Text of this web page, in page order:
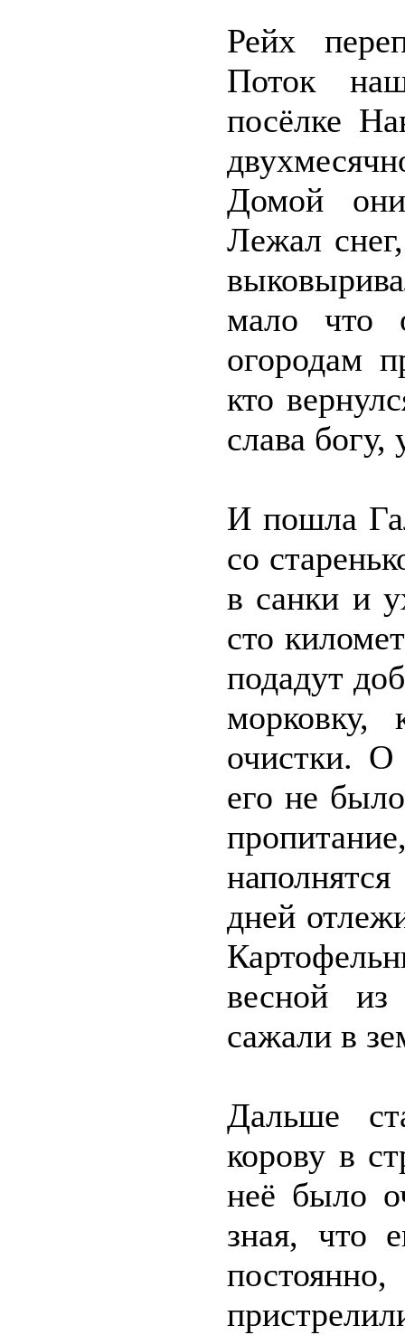
Рейх
Поток
посёлке
Домой
Лежал
мало что
огородам
кто
слава богу,
И пошла
со
в санки и
сто
подадут
морковку,
очистки. О
его не
дней
весной
сажали в
Дальше
корову в
неё было
зная, что